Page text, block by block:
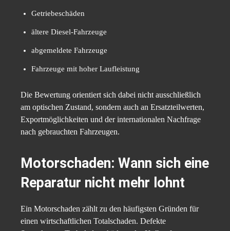
Getriebeschäden
ältere Diesel-Fahrzeuge
abgemeldete Fahrzeuge
Fahrzeuge mit hoher Laufleistung
Die Bewertung orientiert sich dabei nicht ausschließlich
am optischen Zustand, sondern auch an Ersatzteilwerten,
Exportmöglichkeiten und der internationalen Nachfrage
nach gebrauchten Fahrzeugen.
Motorschaden: Wann sich eine
Reparatur nicht mehr lohnt
Ein Motorschaden zählt zu den häufigsten Gründen für
einen wirtschaftlichen Totalschaden. Defekte